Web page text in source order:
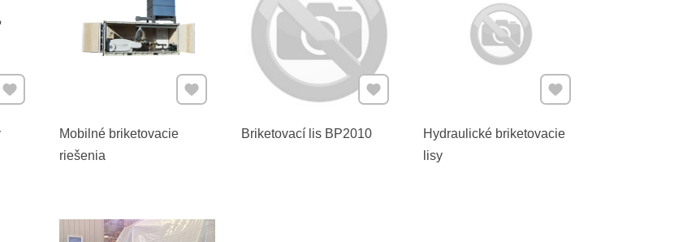
k Obľúbeným
Mobilné briketovacie
riešenia
Pridať k Obľúbeným
Briketovací lis BP2010
Pridať k Obľúbeným
Hydraulické briketovacie
lisy
Pridať k Obľúbeným